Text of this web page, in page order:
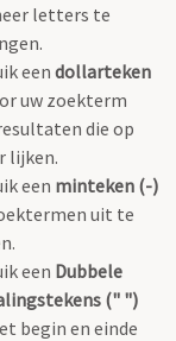
letters te
eendollarteken
uw zoekterm
die op
lijken.
een minteken (-)
uit te
een Dubbele
(" ")
begin en einde